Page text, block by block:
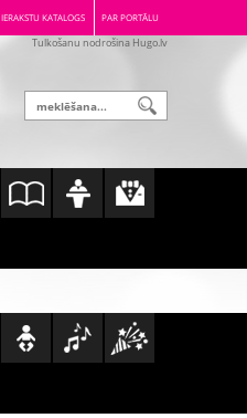
KATALOGS PAR PORTĀLU
Tulkošanu nodrošina Hugo.lv